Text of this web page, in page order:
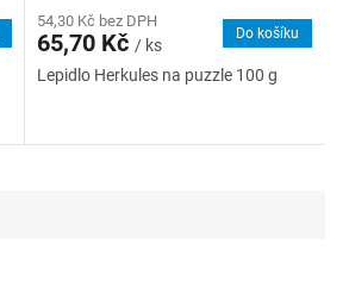
54,30 Kč bez DPH
65,70 Kč / ks
Do košíku
Lepidlo Herkules na puzzle 100 g